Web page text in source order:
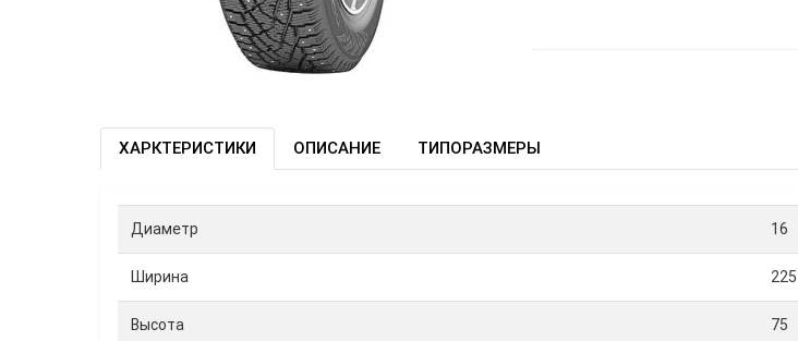
ХАРКТЕРИСТИКИ ОПИСАНИЕ ТИПОРАЗМЕРЫ
Диаметр 16
Ширина 225
Высота 75